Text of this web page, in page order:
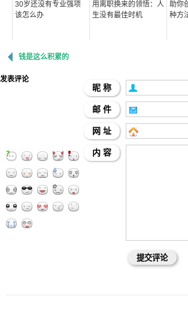
30岁还没有专业强项
该怎么办
用离职换来的领悟：人
生没有最佳时机
助你
种方
钱是这么积累的
发表评论
昵 称
邮 件
网 址
内 容